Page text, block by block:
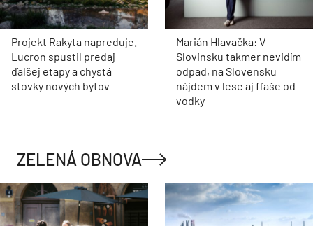
Električka na skok, les za
Ceny bývania v 2.
štvrťroku rástli pomalšie.